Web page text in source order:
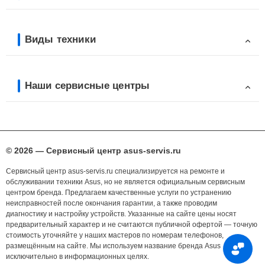
Виды техники
Наши сервисные центры
© 2026 — Сервисный центр asus-servis.ru
Сервисный центр asus-servis.ru специализируется на ремонте и
обслуживании техники Asus, но не является официальным сервисным
центром бренда. Предлагаем качественные услуги по устранению
неисправностей после окончания гарантии, а также проводим
диагностику и настройку устройств. Указанные на сайте цены носят
предварительный характер и не считаются публичной офертой — точную
стоимость уточняйте у наших мастеров по номерам телефонов,
размещённым на сайте. Мы используем название бренда Asus
исключительно в информационных целях.